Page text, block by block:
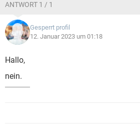
ANTWORT 1 / 1
Gesperrt profil
12. Januar 2023 um 01:18
Hallo,
nein.